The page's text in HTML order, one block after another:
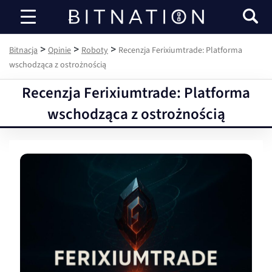
Bitnacja
Bitnacja > Opinie > Roboty > Recenzja Ferixiumtrade: Platforma
wschodząca z ostrożnością
Recenzja Ferixiumtrade: Platforma
wschodząca z ostrożnością